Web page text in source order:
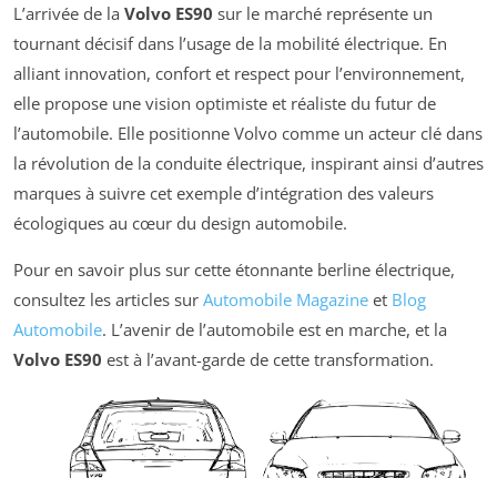
L’arrivée de la Volvo ES90 sur le marché représente un
tournant décisif dans l’usage de la mobilité électrique. En
alliant innovation, confort et respect pour l’environnement,
elle propose une vision optimiste et réaliste du futur de
l’automobile. Elle positionne Volvo comme un acteur clé dans
la révolution de la conduite électrique, inspirant ainsi d’autres
marques à suivre cet exemple d’intégration des valeurs
écologiques au cœur du design automobile.
Pour en savoir plus sur cette étonnante berline électrique,
consultez les articles sur Automobile Magazine et Blog
Automobile. L’avenir de l’automobile est en marche, et la
Volvo ES90 est à l’avant-garde de cette transformation.